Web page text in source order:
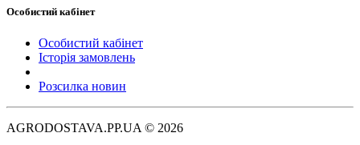
Особистий кабінет
Особистий кабінет
Історія замовлень
Розсилка новин
AGRODOSTAVA.PP.UA © 2026